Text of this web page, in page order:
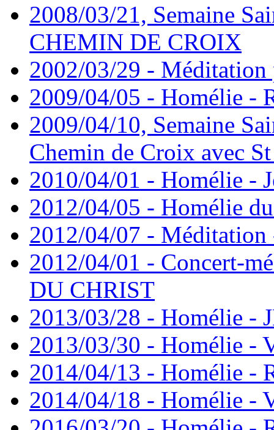
2008/03/21, Semaine
CHEMIN DE CROIX
2002/03/29 - Méditation
2009/04/05 - Homélie -
2009/04/10, Semaine
Chemin de Croix avec
2010/04/01 - Homélie -
2012/04/05 - Homélie
2012/04/07 - Méditation
2012/04/01 - Concert-
DU CHRIST
2013/03/28 - Homélie -
2013/03/30 - Homélie -
2014/04/13 - Homélie -
2014/04/18 - Homélie -